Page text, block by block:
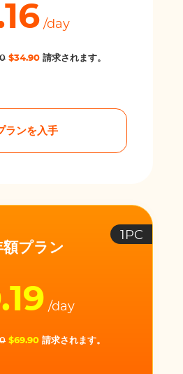
/day
$34.90 請求されます。
ランを入手
額プラン
1PC
/day
$69.90 請求されます。